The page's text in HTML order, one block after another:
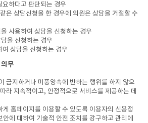
하다고 판단되는 경우
은 상담신청을 한 경우에 의원은 상담을 거절할 수
사용하여 상담을 신청하는 경우
을 신청하는 경우
상담을 신청하는 경우
무
금지하거나 미풍양속에 반하는 행위를 하지 않으
라 지속적이고, 안정적으로 서비스를 제공하는 데
홈페이지를 이용할 수 있도록 이용자의 신용정
에 대하여 기술적 안전 조치를 강구하고 관리에